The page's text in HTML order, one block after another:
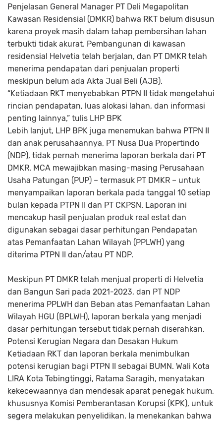
Penjelasan General Manager PT Deli Megapolitan
Kawasan Residensial (DMKR) bahwa RKT belum disusun
karena proyek masih dalam tahap pembersihan lahan
terbukti tidak akurat. Pembangunan di kawasan
residensial Helvetia telah berjalan, dan PT DMKR telah
menerima pendapatan dari penjualan properti
meskipun belum ada Akta Jual Beli (AJB).
“Ketiadaan RKT menyebabkan PTPN II tidak mengetahui
rincian pendapatan, luas alokasi lahan, dan informasi
penting lainnya,” tulis LHP BPK
Lebih lanjut, LHP BPK juga menemukan bahwa PTPN II
dan anak perusahaannya, PT Nusa Dua Propertindo
(NDP), tidak pernah menerima laporan berkala dari PT
DMKR. MCA mewajibkan masing-masing Perusahaan
Usaha Patungan (PUP) – termasuk PT DMKR – untuk
menyampaikan laporan berkala pada tanggal 10 setiap
bulan kepada PTPN II dan PT CKPSN. Laporan ini
mencakup hasil penjualan produk real estat dan
digunakan sebagai dasar perhitungan Pendapatan
atas Pemanfaatan Lahan Wilayah (PPLWH) yang
diterima PTPN II dan/atau PT NDP.
Meskipun PT DMKR telah menjual properti di Helvetia
dan Bangun Sari pada 2021-2023, dan PT NDP
menerima PPLWH dan Beban atas Pemanfaatan Lahan
Wilayah HGU (BPLWH), laporan berkala yang menjadi
dasar perhitungan tersebut tidak pernah diserahkan.
Potensi Kerugian Negara dan Desakan Hukum
Ketiadaan RKT dan laporan berkala menimbulkan
potensi kerugian bagi PTPN II sebagai BUMN. Wali Kota
LIRA Kota Tebingtinggi, Ratama Saragih, menyatakan
kekecewaannya dan mendesak aparat penegak hukum,
khususnya Komisi Pemberantasan Korupsi (KPK), untuk
segera melakukan penyelidikan. Ia menekankan bahwa